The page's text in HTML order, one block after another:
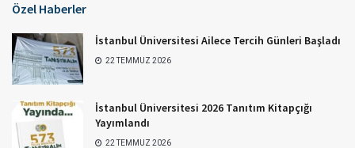
Özel Haberler
İstanbul Üniversitesi Ailece Tercih Günleri Başladı
22 TEMMUZ 2026
İstanbul Üniversitesi 2026 Tanıtım Kitapçığı
Yayımlandı
22 TEMMUZ 2026